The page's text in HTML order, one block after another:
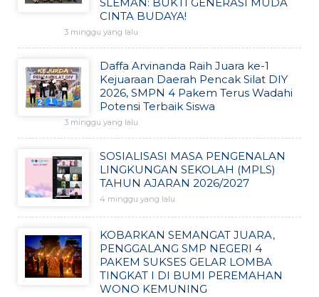
CINTA BUDAYA!
3 minggu yang lalu
Daffa Arvinanda Raih Juara ke-1
Kejuaraan Daerah Pencak Silat DIY
2026, SMPN 4 Pakem Terus Wadahi
Potensi Terbaik Siswa
3 minggu yang lalu
SOSIALISASI MASA PENGENALAN
LINGKUNGAN SEKOLAH (MPLS)
TAHUN AJARAN 2026/2027
4 minggu yang lalu
KOBARKAN SEMANGAT JUARA,
PENGGALANG SMP NEGERI 4
PAKEM SUKSES GELAR LOMBA
TINGKAT I DI BUMI PEREMAHAN
WONO KEMUNING